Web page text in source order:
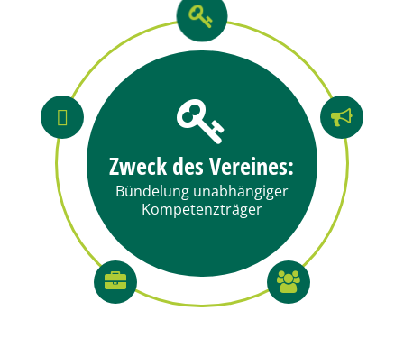
Zweck des Vereines:
Bündelung unabhängiger
Kompetenzträger